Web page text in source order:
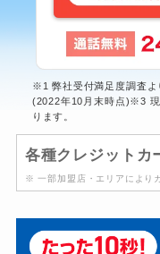
※1 弊社受付満足度調査
(2022年10月末時点)※3 現
ります。
各種クレジットカ
※ 一部加盟店・エリアにより